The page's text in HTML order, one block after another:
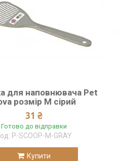
для наповнювача Pet
розмір М сірий
31 ₴
Готово до відправки
P-SCOOP-M-GRAY
Купити